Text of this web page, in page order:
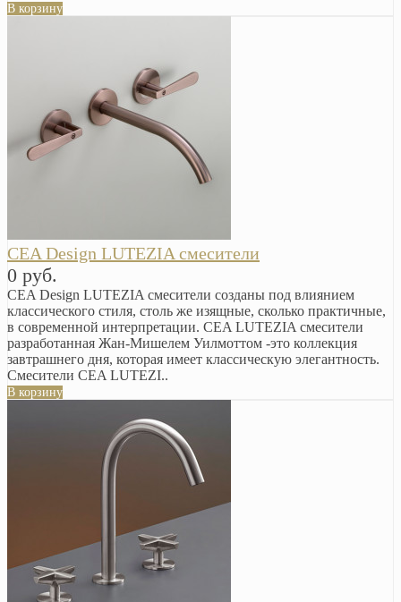
В корзину
CEA Design LUTEZIA смесители
0 руб.
CEA Design LUTEZIA смесители созданы под влиянием
классического стиля, столь же изящные, сколько практичные,
в современной интерпретации. CEA LUTEZIA смесители
разработанная Жан-Мишелем Уилмоттом -это коллекция
завтрашнего дня, которая имеет классическую элегантность.
Смесители CEA LUTEZI..
В корзину